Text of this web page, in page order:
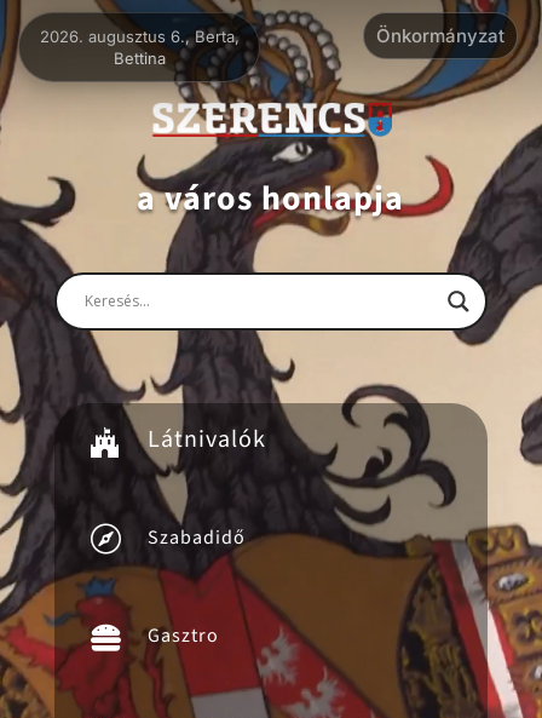
Önkormányzat
Videólejátszó
a város honlapja
 Látnivalók
 Szabadidő
 Gasztro
2026. augusztus 6., Berta,
Bettina